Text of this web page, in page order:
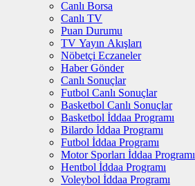
Canlı Borsa
Canlı TV
Puan Durumu
TV Yayın Akışları
Nöbetçi Eczaneler
Haber Gönder
Canlı Sonuçlar
Futbol Canlı Sonuçlar
Basketbol Canlı Sonuçlar
Basketbol İddaa Programı
Bilardo İddaa Programı
Futbol İddaa Programı
Motor Sporları İddaa Programı
Hentbol İddaa Programı
Voleybol İddaa Programı